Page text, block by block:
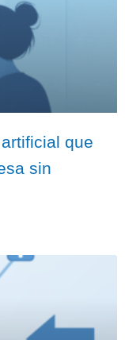
que
sin